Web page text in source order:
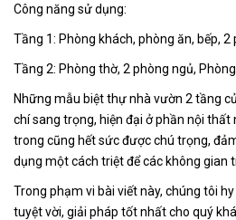
Công năng sử dụng:
Tầng 1: Phòng khách, phòng ăn, bếp, 2
Tầng 2: Phòng thờ, 2 phòng ngủ,
Những mẫu biệt thự nhà vườn 2 tầng
chí sang trọng, hiện đại ở phần nội thất
trong cũng hết sức được chú trọng,
dụng một cách triệt để các không gian
Trong phạm vi bài viết này, chúng tôi
tuyệt vời, giải pháp tốt nhất cho quý